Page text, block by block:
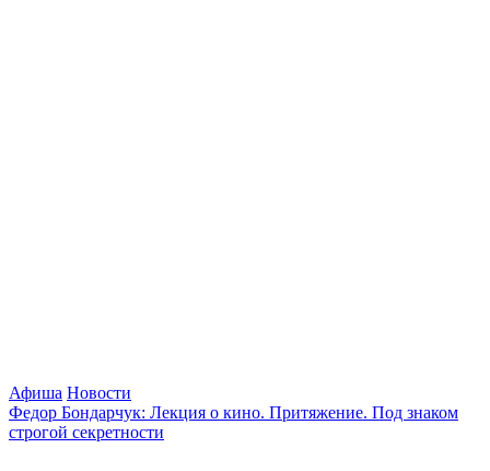
Афиша Новости
Федор Бондарчук: Лекция о кино. Притяжение. Под знаком
строгой секретности